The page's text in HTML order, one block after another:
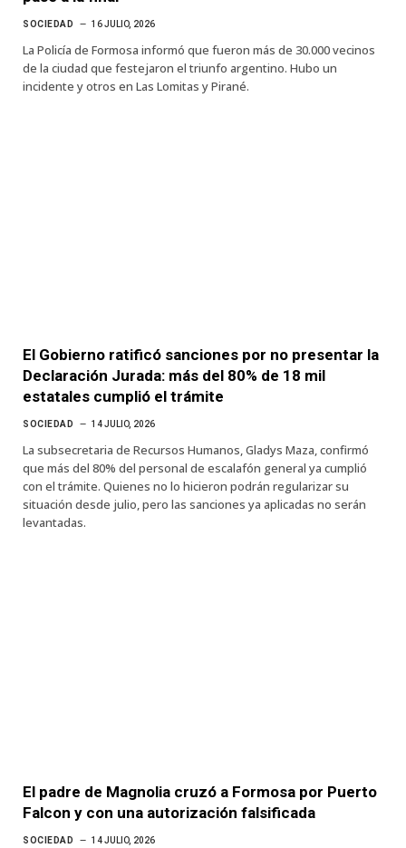
SOCIEDAD 16 JULIO, 2026
La Policía de Formosa informó que fueron más de 30.000 vecinos
de la ciudad que festejaron el triunfo argentino. Hubo un
incidente y otros en Las Lomitas y Pirané.
El Gobierno ratificó sanciones por no presentar la
Declaración Jurada: más del 80% de 18 mil
estatales cumplió el trámite
SOCIEDAD 14 JULIO, 2026
La subsecretaria de Recursos Humanos, Gladys Maza, confirmó
que más del 80% del personal de escalafón general ya cumplió
con el trámite. Quienes no lo hicieron podrán regularizar su
situación desde julio, pero las sanciones ya aplicadas no serán
levantadas.
El padre de Magnolia cruzó a Formosa por Puerto
Falcon y con una autorización falsificada
SOCIEDAD 14 JULIO, 2026